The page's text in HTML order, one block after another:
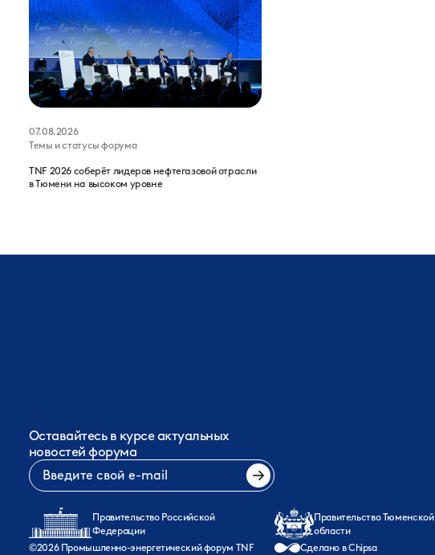
07.08.2026
Темы и статусы форума
TNF 2026 соберёт лидеров нефтегазовой отрасли
в Тюмени на высоком уровне
Оставайтесь в курсе актуальных
новостей форума
Правительство Российской
Федерации
Правительство Тюменской
области
©2026Промышленно-энергетический форум TNF Сделано в Chipsa